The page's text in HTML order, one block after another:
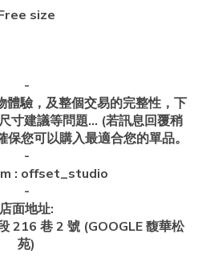
size
-
體驗，及整個交易的完整性，下
寸建議等問題... (若訊息回覆稍
您可以購入最適合您的單品。
-
: offset_studio
-
店面地址:
216 巷 2 號 (GOOGLE 馥華松
苑)